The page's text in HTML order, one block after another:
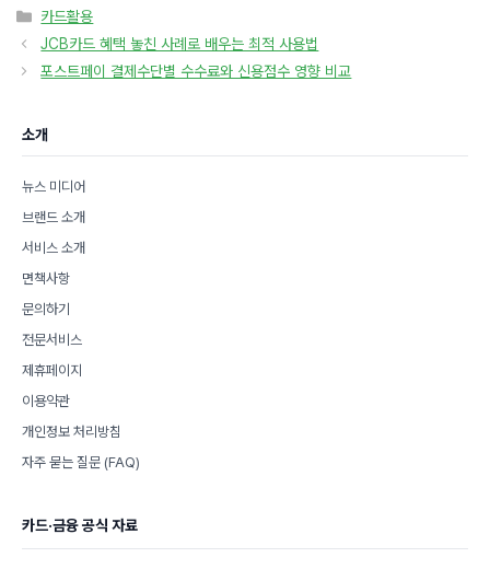
카
테
리
카드활용
JCB카드 혜택 놓친 사례로 배우는 최적 사용법
포스트페이 결제수단별 수수료와 신용점수 영향 비교
소개
뉴스 미디어
브랜드 소개
서비스 소개
면책사항
문의하기
전문서비스
제휴페이지
이용약관
개인정보 처리방침
자주 묻는 질문 (FAQ)
카드·금융 공식 자료